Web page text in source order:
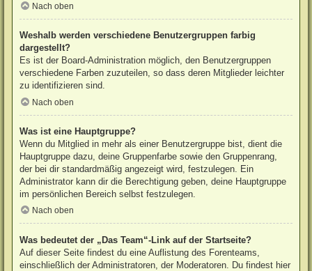
Nach oben
Weshalb werden verschiedene Benutzergruppen farbig
dargestellt?
Es ist der Board-Administration möglich, den Benutzergruppen
verschiedene Farben zuzuteilen, so dass deren Mitglieder leichter
zu identifizieren sind.
Nach oben
Was ist eine Hauptgruppe?
Wenn du Mitglied in mehr als einer Benutzergruppe bist, dient die
Hauptgruppe dazu, deine Gruppenfarbe sowie den Gruppenrang,
der bei dir standardmäßig angezeigt wird, festzulegen. Ein
Administrator kann dir die Berechtigung geben, deine Hauptgruppe
im persönlichen Bereich selbst festzulegen.
Nach oben
Was bedeutet der „Das Team“-Link auf der Startseite?
Auf dieser Seite findest du eine Auflistung des Forenteams,
einschließlich der Administratoren, der Moderatoren. Du findest hier